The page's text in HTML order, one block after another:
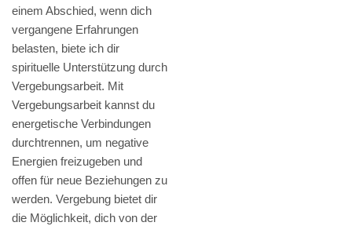
einem Abschied, wenn dich
vergangene Erfahrungen
belasten, biete ich dir
spirituelle Unterstützung durch
Vergebungsarbeit. Mit
Vergebungsarbeit kannst du
energetische Verbindungen
durchtrennen, um negative
Energien freizugeben und
offen für neue Beziehungen zu
werden. Vergebung bietet dir
die Möglichkeit, dich von der